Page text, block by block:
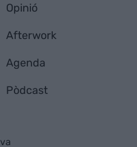
Opinió
Afterwork
Agenda
Pòdcast